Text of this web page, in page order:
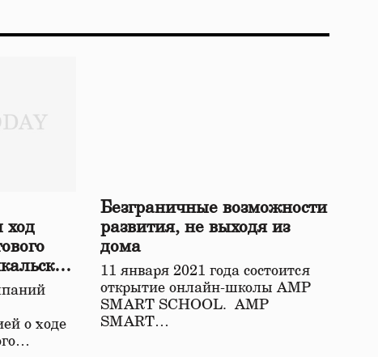
ход
о ходе
Безграничные возможности
развития, не выходя из
дома
11 января 2021 года состоится
открытие онлайн-школы АМР
SMART SCHOOL. АМР
SMART…